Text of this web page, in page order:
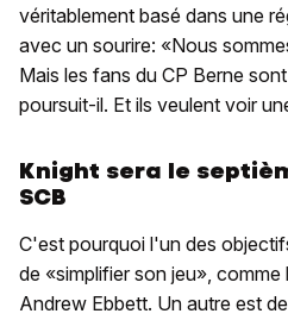
véritablement basé dans une
avec un sourire: «Nous
Mais les fans du CP Berne
poursuit-il. Et ils veulent voir
Knight sera le
SCB
C'est pourquoi l'un des
de «simplifier son jeu»,
Andrew Ebbett. Un autre est